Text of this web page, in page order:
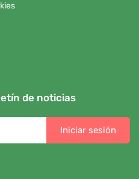
de noticias
Iniciar sesión